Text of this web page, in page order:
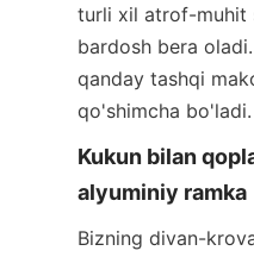
turli xil atrof-muhit
bardosh bera
qanday tashqi
qo'shimcha bo'ladi.
Kukun bilan
alyuminiy ramka
Bizning divan-